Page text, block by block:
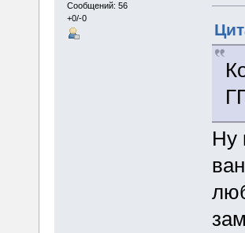
Сообщений: 56
+0/-0
Ну